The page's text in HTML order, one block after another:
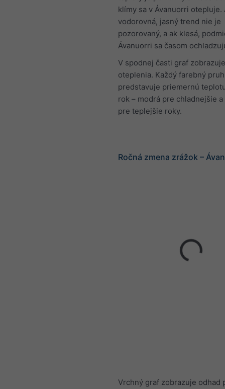
klímy sa v Ávanuorri otepluje.
vodorovná, jasný trend nie je
pozorovaný, a ak klesá,
Ávanuorri sa časom
V spodnej časti graf
oteplenia. Každý farebný pruh
predstavuje priemernú
rok – modrá pre chladnejšie
pre teplejšie roky.
Ročná zmena zrážok –
Vrchný graf zobrazuje odhad